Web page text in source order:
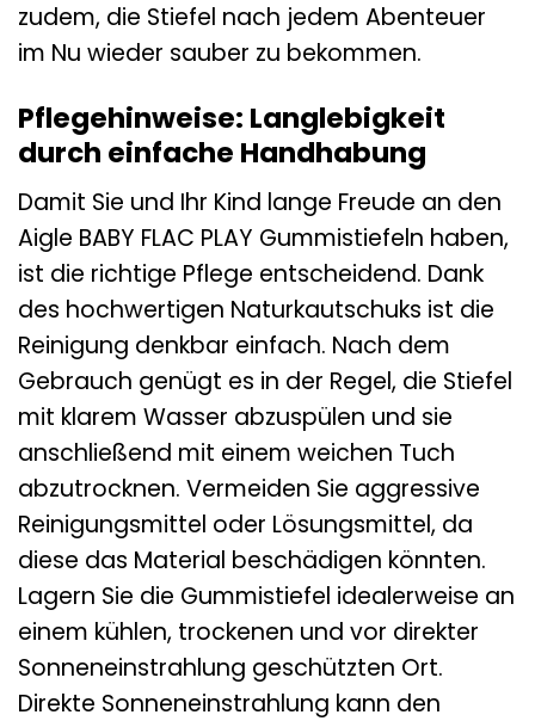
zudem, die Stiefel nach jedem Abenteuer
im Nu wieder sauber zu bekommen.
Pflegehinweise: Langlebigkeit
durch einfache Handhabung
Damit Sie und Ihr Kind lange Freude an den
Aigle BABY FLAC PLAY Gummistiefeln haben,
ist die richtige Pflege entscheidend. Dank
des hochwertigen Naturkautschuks ist die
Reinigung denkbar einfach. Nach dem
Gebrauch genügt es in der Regel, die Stiefel
mit klarem Wasser abzuspülen und sie
anschließend mit einem weichen Tuch
abzutrocknen. Vermeiden Sie aggressive
Reinigungsmittel oder Lösungsmittel, da
diese das Material beschädigen könnten.
Lagern Sie die Gummistiefel idealerweise an
einem kühlen, trockenen und vor direkter
Sonneneinstrahlung geschützten Ort.
Direkte Sonneneinstrahlung kann den